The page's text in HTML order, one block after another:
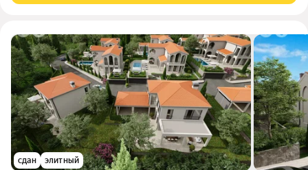
сдан элитный